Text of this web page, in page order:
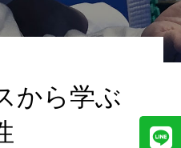
から学ぶ